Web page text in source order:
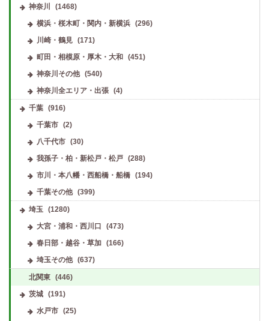
神奈川
(1468)
横浜・桜木町・関内・新横浜
(296)
川崎・鶴見
(171)
町田・相模原・厚木・大和
(451)
神奈川その他
(540)
神奈川全エリア・出張
(4)
千葉 (916)
千葉市
(2)
八千代市
(30)
我孫子・柏・新松戸・松戸
(288)
市川・本八幡・西船橋・船橋
(194)
千葉その他
(399)
埼玉 (1280)
大宮・浦和・西川口
(473)
春日部・越谷・草加
(166)
埼玉その他
(637)
北関東 (446)
茨城 (191)
水戸市
(25)